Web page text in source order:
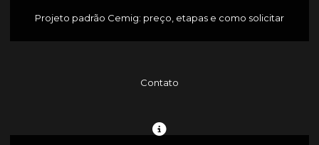
Projeto padrão Cemig: preço, etapas e como solicitar
Contato